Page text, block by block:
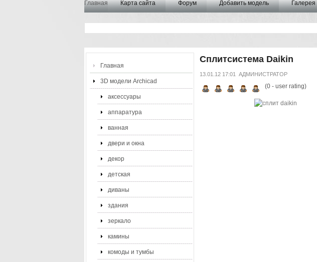
Главная Карта сайта Форум Добавить модель Галерея
Главная
3D модели Archicad
аксессуары
аппаратура
ванная
двери и окна
декор
детская
диваны
здания
зеркало
камины
комоды и тумбы
Сплитсистема Daikin
13.01.12 17:01 АДМИНИСТРАТОР
(0- user rating)